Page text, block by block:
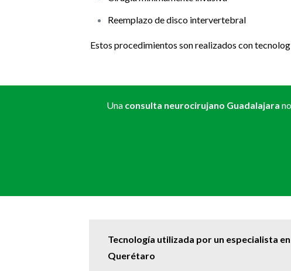
Reemplazo de disco intervertebral
Estos procedimientos son realizados con
Una consulta neurocirujano Guadalajara
Tecnología utilizada por un especialista
Querétaro